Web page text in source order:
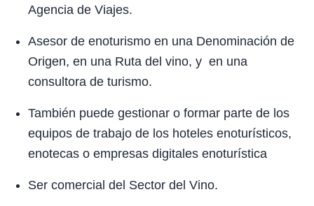
Agencia de Viajes.
Asesor de enoturismo en una Denominación de
Origen, en una Ruta del vino, y en una
consultora de turismo.
También puede gestionar o formar parte de los
equipos de trabajo de los hoteles enoturísticos,
enotecas o empresas digitales enoturística
Ser comercial del Sector del Vino.